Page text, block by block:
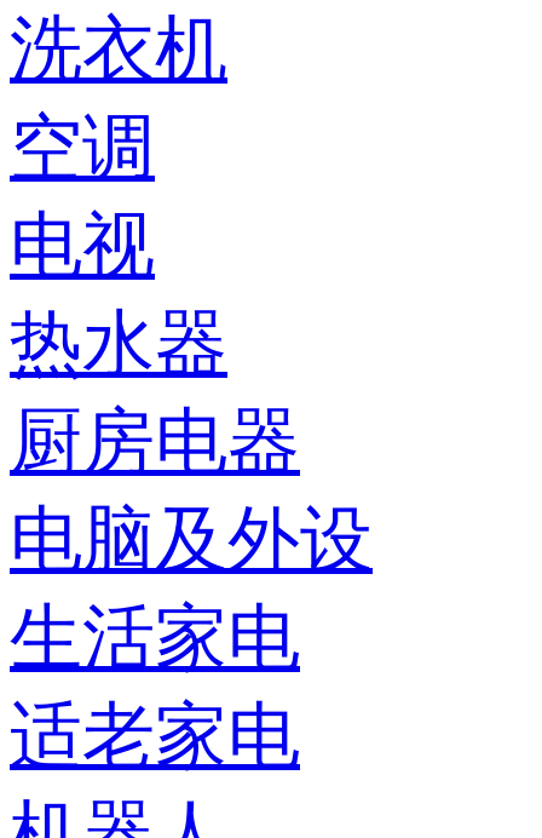
洗衣机
空调
电视
热水器
厨房电器
电脑及外设
生活家电
适老家电